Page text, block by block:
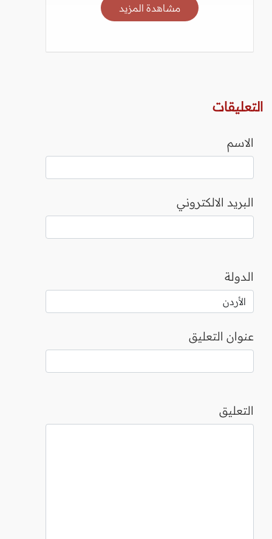
مشاهدة المزيد
التعليقات
الاسم
البريد الالكتروني
الدولة
عنوان التعليق
التعليق